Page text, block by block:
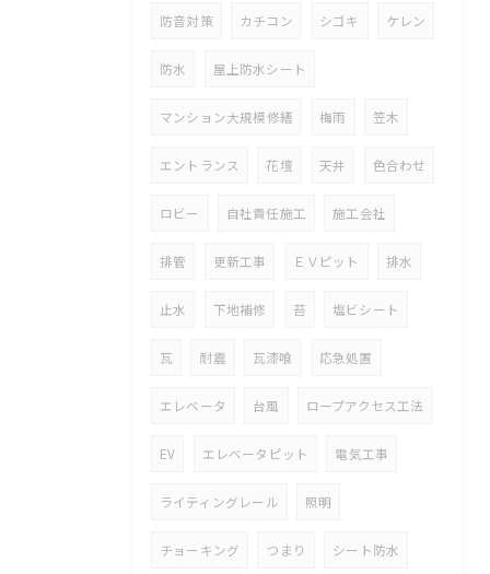
防音対策 カチコン シゴキ ケレン
防水 屋上防水シート
マンション大規模修繕 梅雨 笠木
エントランス 花壇 天井 色合わせ
ロビー 自社責任施工 施工会社
排管 更新工事 ＥＶピット 排水
止水 下地補修 苔 塩ビシート
瓦 耐震 瓦漆喰 応急処置
エレベータ 台風 ロープアクセス工法
EV エレベータピット 電気工事
ライティングレール 照明
チョーキング つまり シート防水